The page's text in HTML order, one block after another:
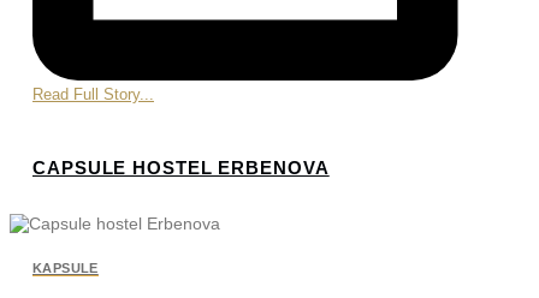
Read Full Story...
CAPSULE HOSTEL ERBENOVA
KAPSULE